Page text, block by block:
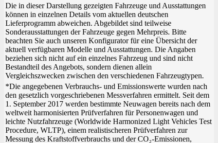
Die in dieser Darstellung gezeigten Fahrzeuge und Ausstattungen
können in einzelnen Details vom aktuellen deutschen
Lieferprogramm abweichen. Abgebildet sind teilweise
Sonderausstattungen der Fahrzeuge gegen Mehrpreis. Bitte
beachten Sie auch unseren Konfigurator für eine Übersicht der
aktuell verfügbaren Modelle und Ausstattungen. Die Angaben
beziehen sich nicht auf ein einzelnes Fahrzeug und sind nicht
Bestandteil des Angebots, sondern dienen allein
Vergleichszwecken zwischen den verschiedenen Fahrzeugtypen.
*Die angegebenen Verbrauchs- und Emissionswerte wurden nach
den gesetzlich vorgeschriebenen Messverfahren ermittelt. Seit dem
1. September 2017 werden bestimmte Neuwagen bereits nach dem
weltweit harmonisierten Prüfverfahren für Personenwagen und
leichte Nutzfahrzeuge (Worldwide Harmonized Light Vehicles Test
Procedure, WLTP), einem realistischeren Prüfverfahren zur
Messung des Kraftstoffverbrauchs und der CO₂-Emissionen,